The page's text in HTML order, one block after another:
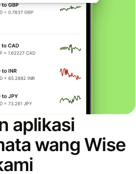
aplikasi
wang Wise